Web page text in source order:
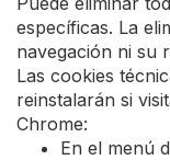
específicas. La
navegación ni su
Las cookies
reinstalarán si
Chrome:
En el menú